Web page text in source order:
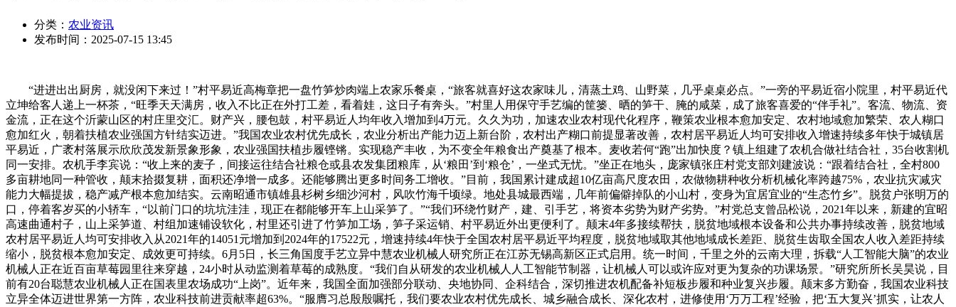
分类： 农业资讯
发布时间： 2025-07-15 13:45
“进进出出厨房，就没闲下来过！”村平易近高梅章把一盘竹笋炒肉端上农家乐餐桌，“旅客就喜好这农家味儿，清蒸土鸡、山野菜，几乎桌桌必点。”一旁的平易近宿小院里，村平易近代
立坤给客人递上一杯茶，“旺季天天满房，收入不比正在外打工差，看着娃，这日子有奔头。”村里人用保守手艺编的筐篓、晒的笋干、腌的咸菜，成了旅客喜爱的“伴手礼”。客流、物流、资
金流，正在这个沂蒙山区的村庄里交汇。财产兴，腰包鼓，村平易近人均年收入增加到4万元。久久为功，加速农业农村现代化程序，鞭策农业根本愈加安定、农村地域愈加繁荣、农人糊口
愈加红火，朝着扶植农业强国方针结实迈进。”我国农业农村优先成长，农业分析出产能力迈上新台阶，农村出产糊口前提显著改善，农村居平易近人均可安排收入增速持续多年快于城镇居
平易近，广袤村落展示欣欣茂发新景象形象，农业强国扶植步履铿锵。实现稳产丰收，为不变全年粮食出产奠基了根本。麦收若何“跑”出加快度？镇上组建了农机合做社结合社，35台收割机
同一安排。农机手李宾说：“收上来的麦子，间接运往结合社粮仓或县农发集团粮库，从‘粮田’到‘粮仓’，一坐式无忧。”坐正在地头，庞家镇张庄村党支部刘建波说：“跟着结合社，全村800
多亩耕地同一种管收，颠末拾掇复耕，面积还净增一成多。还能够腾出更多时间务工增收。”目前，我国累计建成超10亿亩高尺度农田，农做物耕种收分析机械化率跨越75%，农业抗灾减灾
能力大幅提拔，稳产减产根本愈加结实。云南昭通市镇雄县杉树乡细沙河村，风吹竹海千顷绿。地处县城最西端，几年前偏僻掉队的小山村，变身为宜居宜业的“生态竹乡”。脱贫户张明万的
口，停着客岁买的小轿车，“以前门口的坑坑洼洼，现正在都能够开车上山采笋了。”“我们环绕竹财产，建、引手艺，将资本劣势为财产劣势。”村党总支曾品松说，2021年以来，新建的宜昭
高速曲通村子，山上采笋道、村组加速铺设软化，村里还引进了竹笋加工场，笋子采运销、村平易近外出更便利了。颠末4年多接续帮扶，脱贫地域根本设备和公共办事持续改善，脱贫地域
农村居平易近人均可安排收入从2021年的14051元增加到2024年的17522元，增速持续4年快于全国农村居平易近平均程度，脱贫地域取其他地域成长差距、脱贫生齿取全国农人收入差距持续
缩小，脱贫根本愈加安定、成效更可持续。6月5日，长三角国度手艺立异中慧农业机械人研究所正在江苏无锡高新区正式启用。统一时间，千里之外的云南大理，拆载“人工智能大脑”的农业
机械人正在近百亩草莓园里往来穿越，24小时从动监测着草莓的成熟度。“我们自从研发的农业机械人人工智能节制器，让机械人可以或许应对更为复杂的功课场景。”研究所所长吴昊说，目
前有20台聪慧农业机械人正在国表里农场成功“上岗”。近年来，我国全面加强部分联动、央地协同、企科结合，深切推进农机配备补短板步履和种业复兴步履。颠末多方勤奋，我国农业科技
立异全体迈进世界第一方阵，农业科技前进贡献率超63%。“服膺习总殷殷嘱托，我们要农业农村优先成长、城乡融合成长、深化农村，进修使用‘万万工程’经验，把‘五大复兴’抓实，让农人